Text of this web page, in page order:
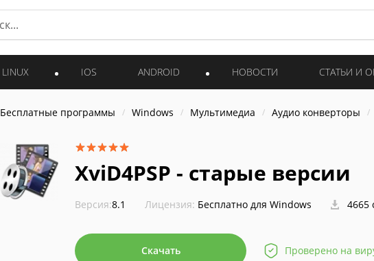
LINUX IOS ANDROID НОВОСТИ СТАТЬИ И
Бесплатные программы Windows Мультимедиа Аудио конверторы
XviD4PSP - старые версии
Версия:8.1 Лицензия: Бесплатно для Windows 4665
Скачать Проверено на